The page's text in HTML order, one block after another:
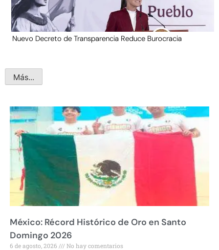
Nuevo Decreto de Transparencia Reduce Burocracia
Más...
México: Récord Histórico de Oro en Santo
Domingo 2026
6 de agosto, 2026 No hay comentarios